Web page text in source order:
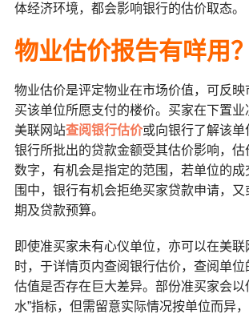
体经济环境，都会影响银行的估价取态。
物业估价报告有咩用？
物业估价是评定物业在市场价值，可反映
买该单位所愿支付的楼价。买家在下置业
美联网站查阅银行估价或向银行了解该单
银行所批出的贷款金额受其估价影响，
数字，有机会是指定的范围，若单位的
围中，银行有机会拒绝买家贷款申请，
期及贷款预算。
即使准买家未有心仪单位，亦可以在美
时，于详情页内查阅银行估价，查阅单
估值是否存在巨大差异。部份准买家会以
水”指标，但需留意实际情况按单位而异